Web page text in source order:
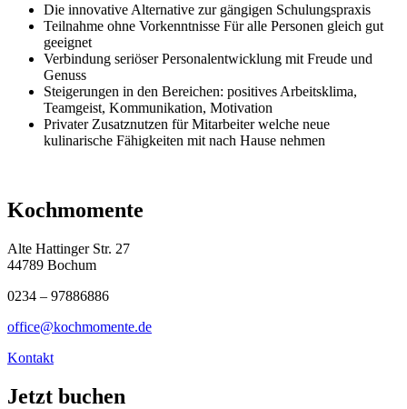
Die innovative Alternative zur gängigen Schulungspraxis
Teilnahme ohne Vorkenntnisse Für alle Personen gleich gut
geeignet
Verbindung seriöser Personalentwicklung mit Freude und
Genuss
Steigerungen in den Bereichen: positives Arbeitsklima,
Teamgeist, Kommunikation, Motivation
Privater Zusatznutzen für Mitarbeiter welche neue
kulinarische Fähigkeiten mit nach Hause nehmen
Kochmomente
Alte Hattinger Str. 27
44789 Bochum
0234 – 97886886
office@kochmomente.de
Kontakt
Jetzt buchen